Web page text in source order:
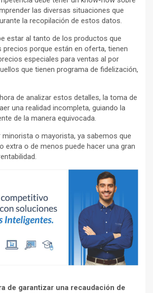
las diversas situaciones que
la recopilación de estos datos.
estar al tanto de los productos que
precios porque están en oferta, tienen
especiales para ventas al por
que tienen programa de fidelización,
de analizar estos detalles, la toma de
una realidad incompleta, guiando la
de la manera equivocada.
o mayorista, ya sabemos que
extra o de menos puede hacer una gran
de garantizar una recaudación de